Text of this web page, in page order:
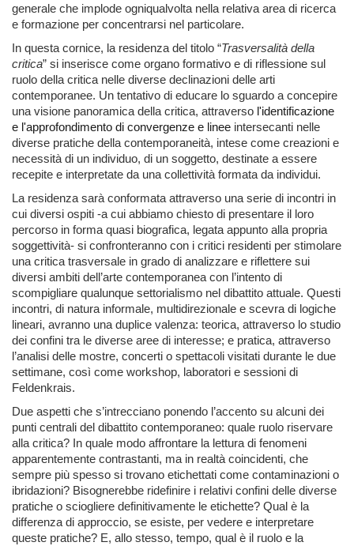
generale che implode ogniqualvolta nella relativa area di ricerca
e formazione per concentrarsi nel particolare.
In questa cornice, la residenza del titolo “Trasversalità della
critica” si inserisce come organo formativo e di riflessione sul
ruolo della critica nelle diverse declinazioni delle arti
contemporanee. Un tentativo di educare lo sguardo a concepire
una visione panoramica della critica, attraverso l'identificazione
e l'approfondimento di convergenze e linee intersecanti nelle
diverse pratiche della contemporaneità, intese come creazioni e
necessità di un individuo, di un soggetto, destinate a essere
recepite e interpretate da una collettività formata da individui.
La residenza sarà conformata attraverso una serie di incontri in
cui diversi ospiti -a cui abbiamo chiesto di presentare il loro
percorso in forma quasi biografica, legata appunto alla propria
soggettività- si confronteranno con i critici residenti per stimolare
una critica trasversale in grado di analizzare e riflettere sui
diversi ambiti dell’arte contemporanea con l’intento di
scompigliare qualunque settorialismo nel dibattito attuale. Questi
incontri, di natura informale, multidirezionale e scevra di logiche
lineari, avranno una duplice valenza: teorica, attraverso lo studio
dei confini tra le diverse aree di interesse; e pratica, attraverso
l’analisi delle mostre, concerti o spettacoli visitati durante le due
settimane, così come workshop, laboratori e sessioni di
Feldenkrais.
Due aspetti che s’intrecciano ponendo l’accento su alcuni dei
punti centrali del dibattito contemporaneo: quale ruolo riservare
alla critica? In quale modo affrontare la lettura di fenomeni
apparentemente contrastanti, ma in realtà coincidenti, che
sempre più spesso si trovano etichettati come contaminazioni o
ibridazioni? Bisognerebbe ridefinire i relativi confini delle diverse
pratiche o sciogliere definitivamente le etichette? Qual è la
differenza di approccio, se esiste, per vedere e interpretare
queste pratiche? E, allo stesso, tempo, qual è il ruolo e la